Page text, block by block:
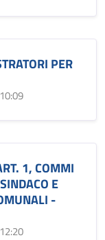
PER
1, COMMI
E
-